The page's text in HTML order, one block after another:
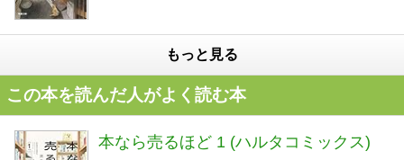
もっと見る
この本を読んだ人がよく読む本
本なら売るほど 1 (ハルタコミックス)